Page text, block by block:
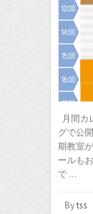
月間カ
グで公
期教室
ールも
で …
Bytss